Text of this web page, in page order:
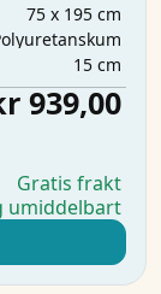
75 x 195 cm
15 cm
939,00
Gratis frakt
umiddelbart